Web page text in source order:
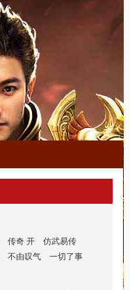
传奇 开
仿武易传
不由叹气 一切了事